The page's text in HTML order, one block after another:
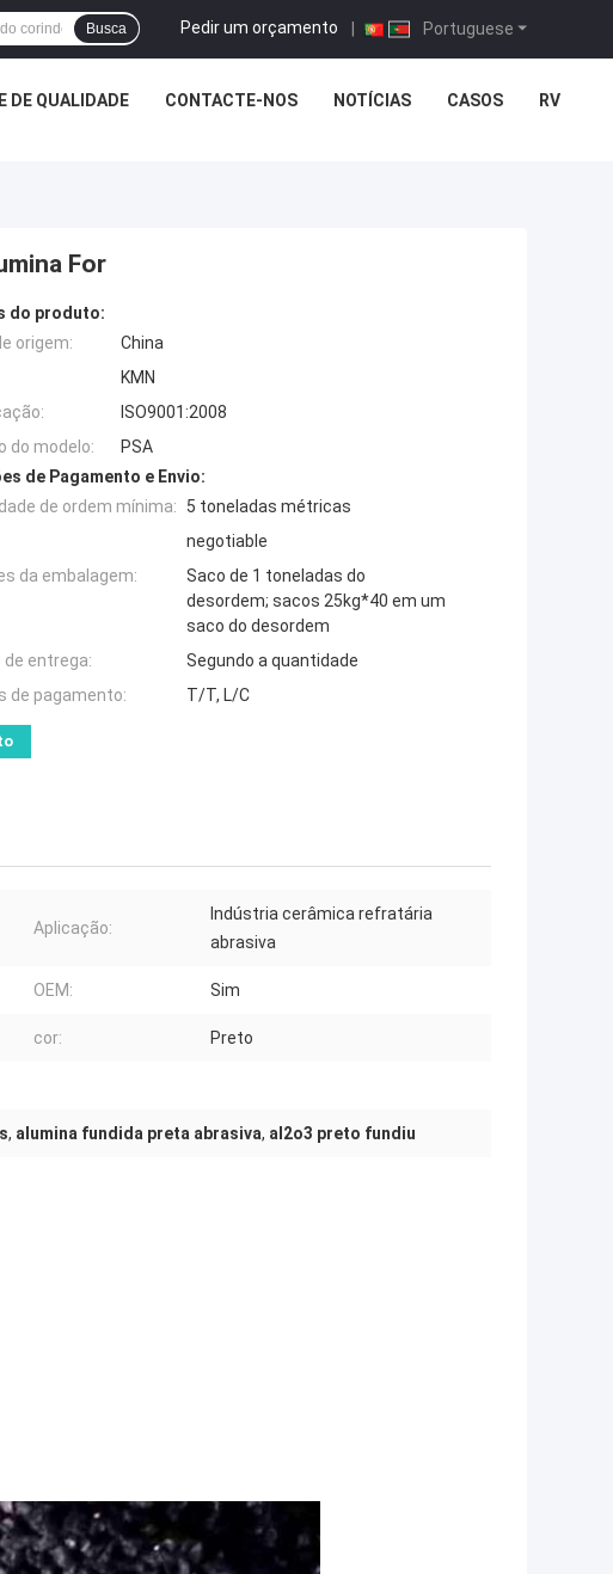
Portuguese
Pedir um orçamento |
Busca
DE QUALIDADE CONTACTE-NOS NOTÍCIAS CASOS RV
For
do produto:
origem:
China
KMN
ISO9001:2008
do modelo:
PSA
de Pagamento e Envio:
de ordem mínima:
5 toneladas métricas
negotiable
da embalagem:
Saco de 1 toneladas do
desordem; sacos 25kg*40 em um
saco do desordem
de entrega:
Segundo a quantidade
de pagamento:
T/T, L/C
Aplicação:
Indústria cerâmica refratária
abrasiva
OEM: Sim
cor: Preto
, alumina fundida preta abrasiva, al2o3 preto fundiu